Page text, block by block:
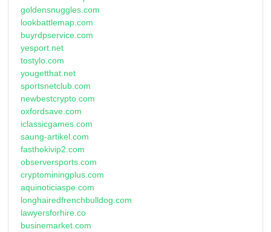
goldensnuggles.com
lookbattlemap.com
buyrdpservice.com
yesport.net
tostylo.com
yougetthat.net
sportsnetclub.com
newbestcrypto.com
oxfordsave.com
iclassicgames.com
saung-artikel.com
fasthokivip2.com
observersports.com
cryptominingplus.com
aquinoticiaspe.com
longhairedfrenchbulldog.com
lawyersforhire.co
businemarket.com